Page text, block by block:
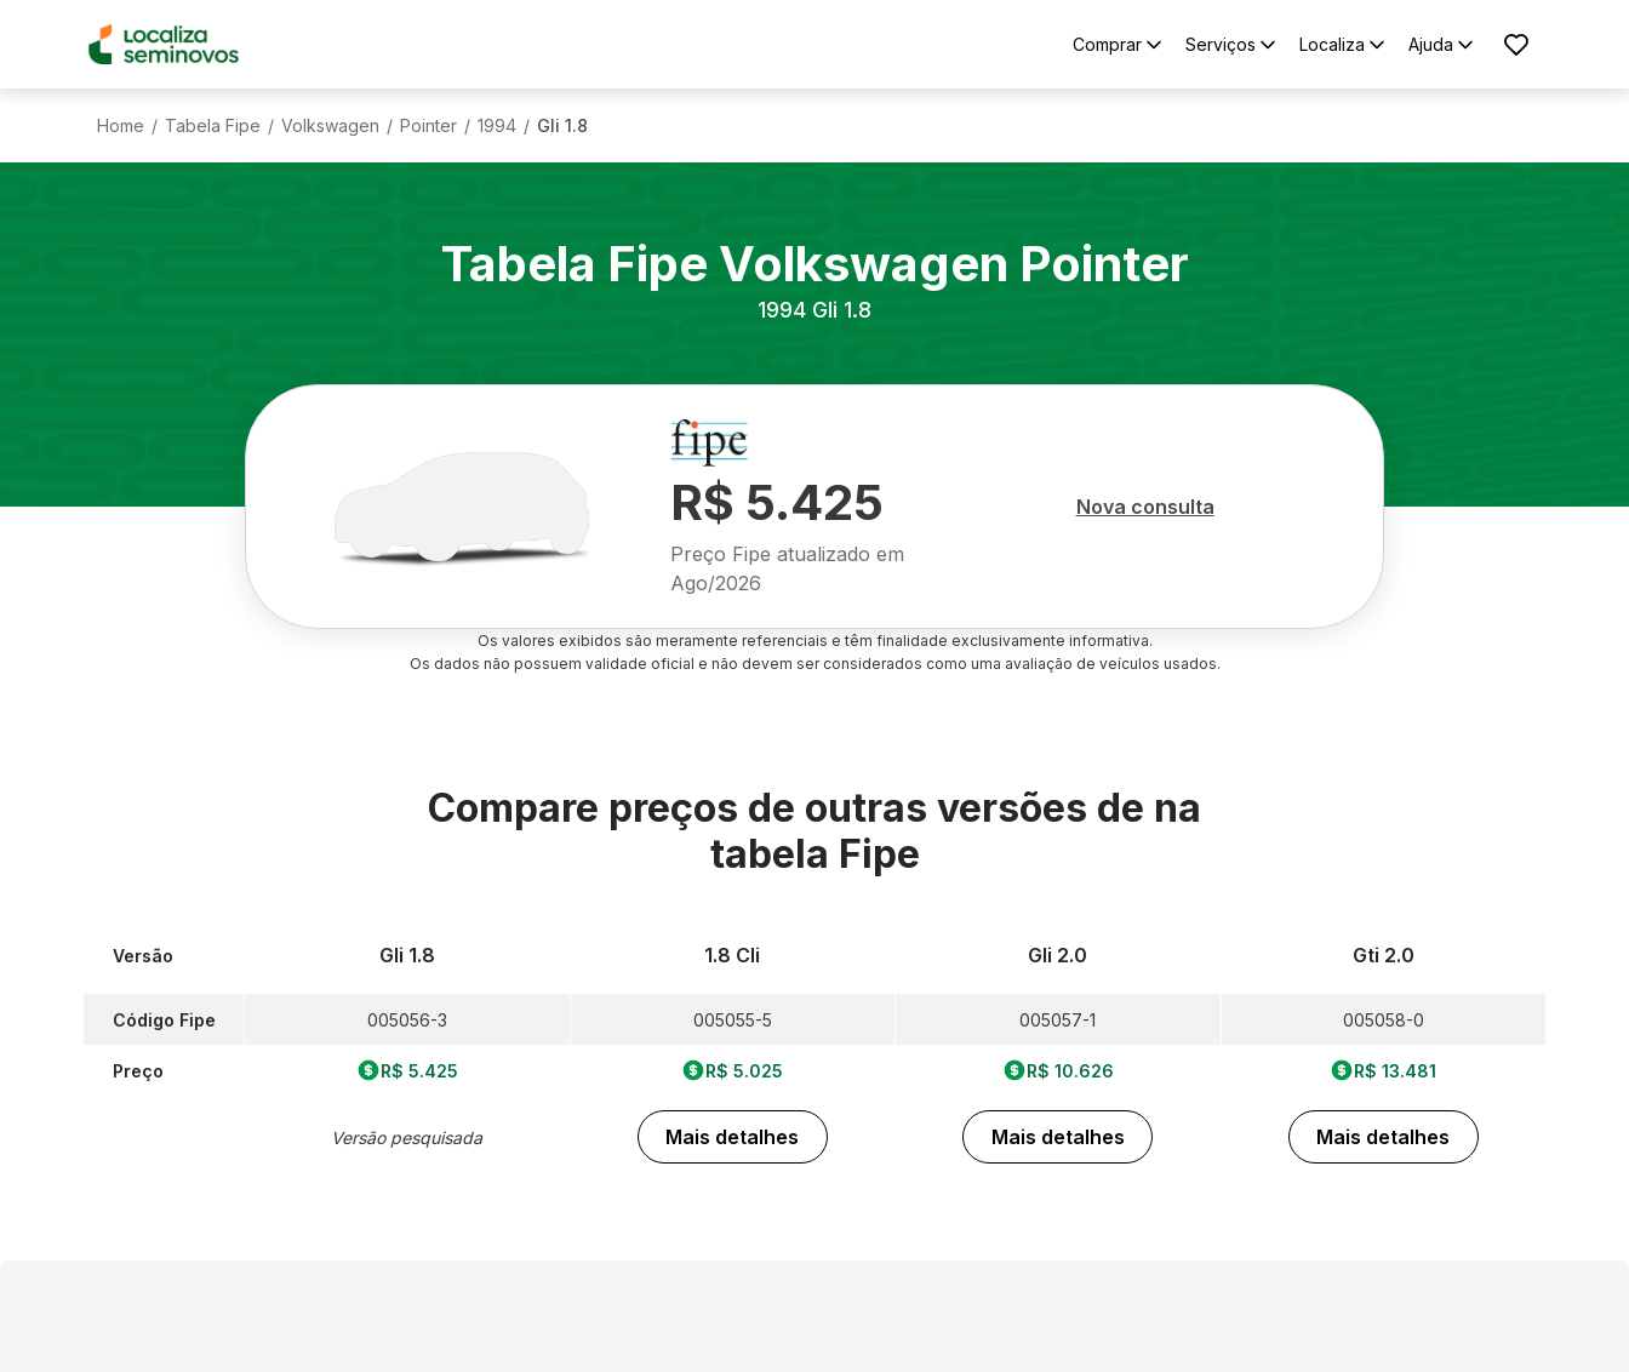
Comprar Serviços Localiza Ajuda
Home / Tabela Fipe / Volkswagen / Pointer / 1994 / Gli 1.8
Tabela Fipe Volkswagen Pointer
1994 Gli 1.8
R$ 5.425
Preço Fipe atualizado em
Ago/2026
Nova consulta
Os valores exibidos são meramente referenciais e têm finalidade exclusivamente informativa.
Os dados não possuem validade oficial e não devem ser considerados como uma avaliação de veículos usados.
Compare preços de outras versões de na
tabela Fipe
Versão
Código Fipe
Preço
Gli 1.8
005056-3
R$ 5.425
Versão pesquisada
1.8 Cli
005055-5
R$ 5.025
Mais detalhes
Gli 2.0
005057-1
R$ 10.626
Mais detalhes
Gti 2.0
005058-0
R$ 13.481
Mais detalhes